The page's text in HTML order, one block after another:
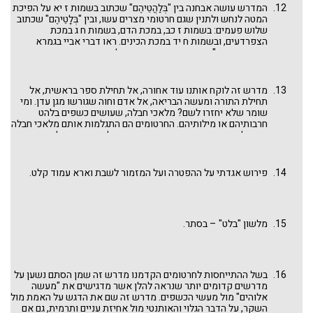
המדרש עושה אבחנה בין "בְּלַהֲטֵיהֶם" שכתוב בשמות ז יא על הפיכת
המטה לנחש ולתנין שגם חרטומי מצרים עשו, ובין "בְּלָטֵיהֶם" שכתוב
שלוש פעמים: בשמות ז כב, במכת הדם, בשמות ח ג במכת
הצפרדעים, ובשמות ח יד במכת הכינים. ראו דברי אביי בגמרא
סנהדרין סז ע"ב שמעשה שדים הוא בכלי ומעשה כשפים אינו זקוק
בעלי מראה, בעלי קומה ... בעלי כשפים".
מדרש זה לוקח אותנו עוד אחורה, אל תחילת ספר בראשית, אל
תחילת התורה ומעשה הבריאה, אל אדם וחוה שגורשו מגן עדן. ומי
שומר שלא יחזרו לשם? מלאכי חבלה, שעושים כשפים בלהט
חרבותיהם או מילותיהם. החרטומים הם התגלמות אותם מלאכי חבלה
מחוץ לגן העדן, בחיי היום-יום. אותם צריך לשבור משה, לא בפעם
עדן, אלא לארץ המובטחת. וכבר הרחבנו לדון במדרש זה בדברינו
החרטומים בפרשה זו.
פירוש אגדתי על ההפטרה ועל המזמור לשבת וארא עמוד קלט.
מלשון "בלט" – בסתר.
בשל ההתייחסות לחרטומים הקדמנו מדרש זה שמן הסתם נשען על
מדרשים קדומים יותר שנראה להלן אשר מדגישים את "מעשה
אלוהים" מול מעשי הכשפים. מדרש זה שם את הדגש על האמת מול
השקר, על הדבר הגלוי והאותנטי מול אחיזת עניים ותרמית, גם אם